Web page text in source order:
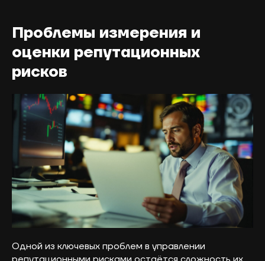
Проблемы измерения и
оценки репутационных
рисков
Одной из ключевых проблем в управлении